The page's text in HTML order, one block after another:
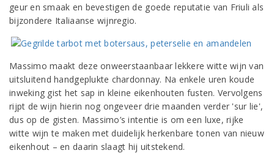
geur en smaak en bevestigen de goede reputatie van Friuli als
bijzondere Italiaanse wijnregio.
Massimo maakt deze onweerstaanbaar lekkere witte wijn van
uitsluitend handgeplukte chardonnay. Na enkele uren koude
inweking gist het sap in kleine eikenhouten fusten. Vervolgens
rijpt de wijn hierin nog ongeveer drie maanden verder 'sur lie',
dus op de gisten. Massimo’s intentie is om een luxe, rijke
witte wijn te maken met duidelijk herkenbare tonen van nieuw
eikenhout – en daarin slaagt hij uitstekend.